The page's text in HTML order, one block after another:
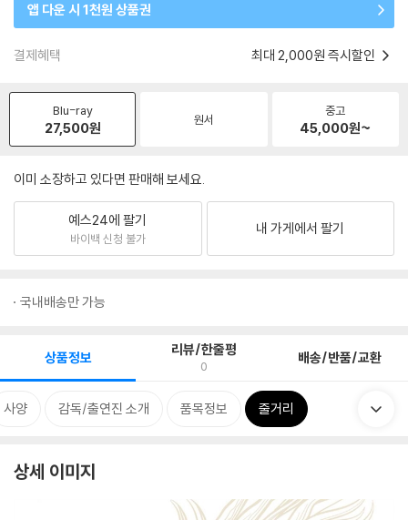
앱 다운 시 1천원 상품권
결제혜택 최대 2,000원 즉시할인
Blu-ray
27,500원 원서
중고
45,000원~
이미 소장하고 있다면 판매해 보세요.
예스24에 팔기
바이백 신청 불가
내 가게에서 팔기
국내배송만 가능
상품정보 리뷰/한줄평
0 배송/반품/교환
사양 감독/출연진 소개 품목정보 줄거리
상세 이미지